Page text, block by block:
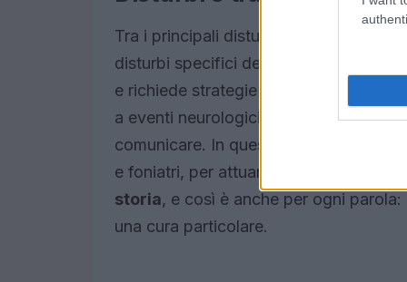
Tra i principali disturbi trattati dal
disturbi specifici del linguaggio (DSL).
e richiede strategie terapeutiche
a eventi neurologici come un ictus,
comunicare. In questi casi, il
e foniatri, per attuare un trattamento
storia, e così è anche per ogni
una cura particolare.